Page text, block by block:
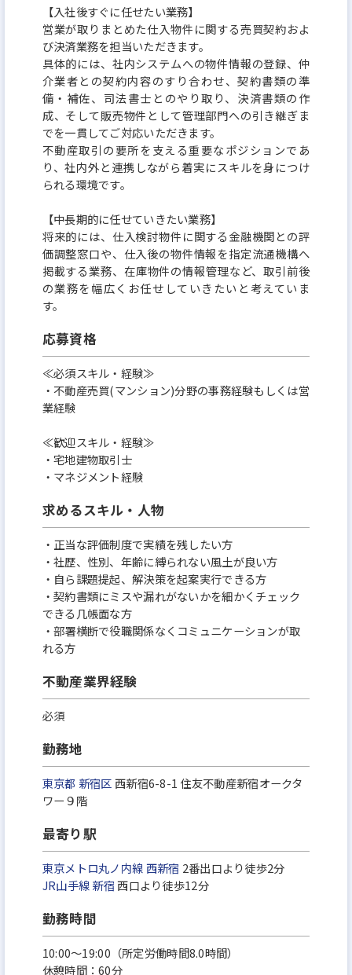
【入社後すぐに任せたい業務】
営業が取りまとめた仕入物件に関する売買契約およ
び決済業務を担当いただきます。
具体的には、社内システムへの物件情報の登録、仲
介業者との契約内容のすり合わせ、契約書類の準
備・補佐、司法書士とのやり取り、決済書類の作
成、そして販売物件として管理部門への引き継ぎま
でを一貫してご対応いただきます。
不動産取引の要所を支える重要なポジションであ
り、社内外と連携しながら着実にスキルを身につけ
られる環境です。
【中長期的に任せていきたい業務】
将来的には、仕入検討物件に関する金融機関との評
価調整窓口や、仕入後の物件情報を指定流通機構へ
掲載する業務、在庫物件の情報管理など、取引前後
の業務を幅広くお任せしていきたいと考えていま
す。
応募資格
≪必須スキル・経験≫
・不動産売買(マンション)分野の事務経験もしくは営
業経験
≪歓迎スキル・経験≫
・宅地建物取引士
・マネジメント経験
求めるスキル・人物
・正当な評価制度で実績を残したい方
・社歴、性別、年齢に縛られない風土が良い方
・自ら課題提起、解決策を起案実行できる方
・契約書類にミスや漏れがないかを細かくチェック
できる几帳面な方
・部署横断で役職関係なくコミュニケーションが取
れる方
不動産業界経験
必須
勤務地
東京都 新宿区 西新宿6-8-1 住友不動産新宿オークタ
ワー９階
最寄り駅
東京メトロ丸ノ内線西新宿 2番出口より徒歩2分
JR山手線新宿 西口より徒歩12分
勤務時間
10:00～19:00（所定労働時間8.0時間）
休憩時間：60分